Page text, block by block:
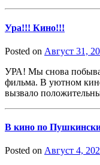
Ура!!! Кино!!!
Posted on Август 31,
УРА! Мы снова
фильма. В уютном
вызвало
В кино по
Posted on Август 4,